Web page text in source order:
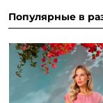
Популярные в